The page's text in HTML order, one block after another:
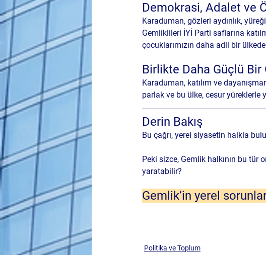
Demokrasi, Adalet ve
Karaduman, gözleri aydınlık,
Gemliklileri İYİ Parti saflarına
çocuklarımızın daha adil bir
Birlikte Daha Güçlü Bir
Karaduman, katılım ve
parlak ve bu ülke, cesur yüreklerle
Derin Bakış
Bu çağrı, yerel siyasetin halkla
Peki sizce, Gemlik halkının bu tür
yaratabilir?
Gemlik’in yerel
Politika ve Toplum